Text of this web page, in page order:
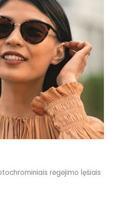
rėgėjimo lęšiais